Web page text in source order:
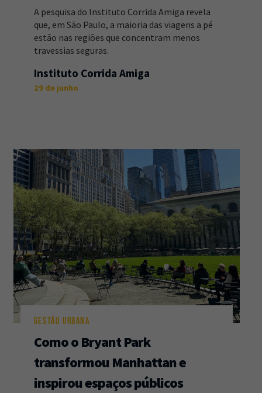
A pesquisa do Instituto Corrida Amiga revela
que, em São Paulo, a maioria das viagens a pé
estão nas regiões que concentram menos
travessias seguras.
Instituto Corrida Amiga
29 de junho
GESTÃO URBANA
Como o Bryant Park
transformou Manhattan e
inspirou espaços públicos